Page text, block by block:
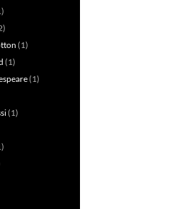
(1)
(1)
(1)
(1)